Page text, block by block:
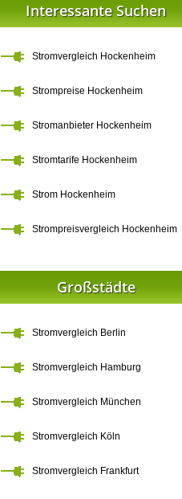
Interessante Suchen
Stromvergleich Hockenheim
Strompreise Hockenheim
Stromanbieter Hockenheim
Stromtarife Hockenheim
Strom Hockenheim
Strompreisvergleich Hockenheim
Großstädte
Stromvergleich Berlin
Stromvergleich Hamburg
Stromvergleich München
Stromvergleich Köln
Stromvergleich Frankfurt